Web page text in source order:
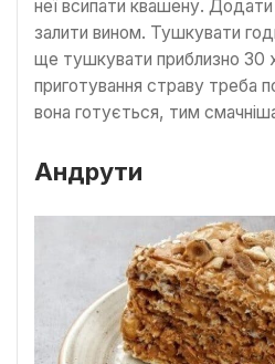
неї всипати квашену.
залити вином. Тушкувати
ще тушкувати приблизно 30
приготування страву треба
вона готується, тим
Андрути